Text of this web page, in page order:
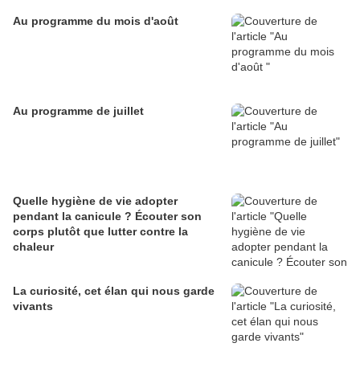
Au programme du mois d'août
Au programme de juillet
Quelle hygiène de vie adopter
pendant la canicule ? Écouter son
corps plutôt que lutter contre la
chaleur
La curiosité, cet élan qui nous garde
vivants